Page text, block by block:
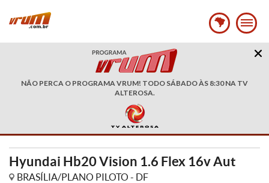
NÃO PERCA O PROGRAMA VRUM! TODO SÁBADO ÀS 8:30 NA TV
ALTEROSA.
Hyundai Hb20 Vision 1.6 Flex 16v Aut
BRASÍLIA/PLANO PILOTO - DF